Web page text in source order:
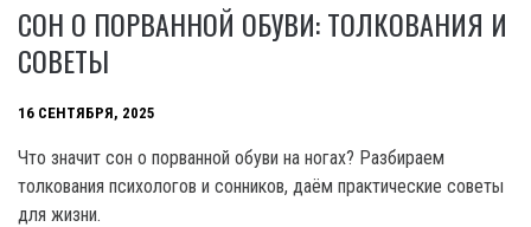
СОН О ПОРВАННОЙ ОБУВИ: ТОЛКОВАНИЯ И
СОВЕТЫ
16 СЕНТЯБРЯ, 2025
Что значит сон о порванной обуви на ногах? Разбираем
толкования психологов и сонников, даём практические советы
для жизни.